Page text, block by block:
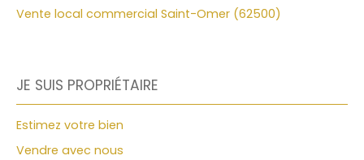
Vente local commercial Saint-Omer (62500)
JE SUIS PROPRIÉTAIRE
Estimez votre bien
Vendre avec nous